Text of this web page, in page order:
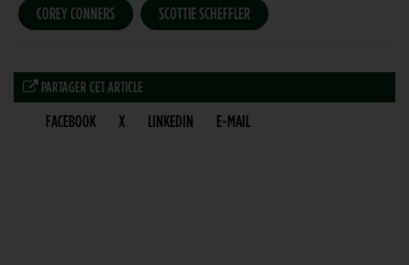
COREY CONNERS SCOTTIE SCHEFFLER
PARTAGER CET ARTICLE
FACEBOOK X LINKEDIN E-MAIL